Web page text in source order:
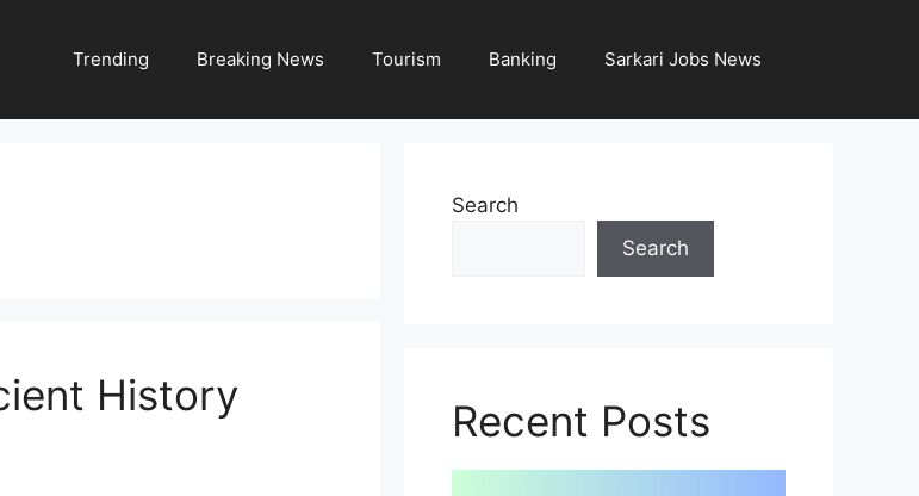
Trending Breaking News Tourism Banking Sarkari Jobs News
History
Search
Search
Recent Posts